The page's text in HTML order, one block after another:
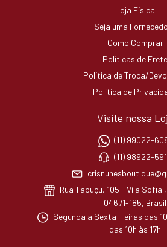
Loja Física
Seja uma
Como Comprar
Políticas de Frete
Política de Troca/
Política de
Visite nossa
(11) 99022-
(11) 98922-
Rua Tapuçu, 105 - Vila Sofia
04671-185, Brasil
Segunda a Sexta-Feiras das
das 10h às 17h